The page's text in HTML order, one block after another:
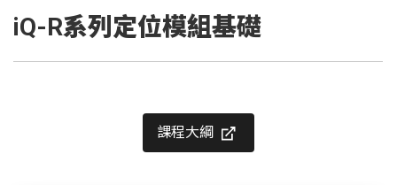
iQ-R系列定位模組基礎
課程大綱